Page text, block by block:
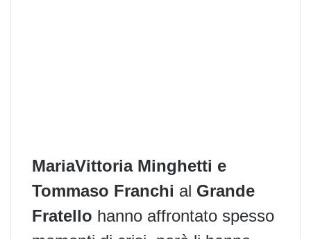
MariaVittoria Minghetti e
Tommaso Franchi al Grande
Fratello hanno affrontato spesso